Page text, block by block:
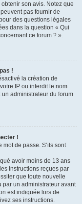
son avis. Notez que
pas fournir de
des questions légales
dans la question « Qui
ce forum ? ».
!
la création de
IP ou interdit le nom
un administrateur du forum
!
mot de passe. S’ils sont
avoir moins de 13 ans
instructions reçues par
que toute nouvelle
par un administrateur avant
est indiquée lors de
ses instructions.